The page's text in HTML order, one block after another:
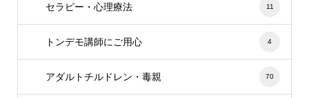
セラピー・心理療法 11
トンデモ講師にご用心 4
アダルトチルドレン・毒親 70